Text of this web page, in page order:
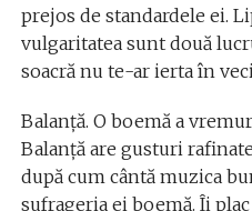
prejos de standardele ei.
vulgaritatea sunt două
soacră nu te-ar ierta în
Balanţă. O boemă a
Balanţă are gusturi
după cum cântă muzica
sufrageria ei boemă. Îi